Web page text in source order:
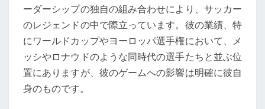
ーダーシップの独自の組み合わせにより、サッカー
のレジェンドの中で際立っています。彼の業績、特
にワールドカップやヨーロッパ選手権において、メ
ッシやロナウドのような同時代の選手たちと並ぶ位
置にありますが、彼のゲームへの影響は明確に彼自
身のものです。